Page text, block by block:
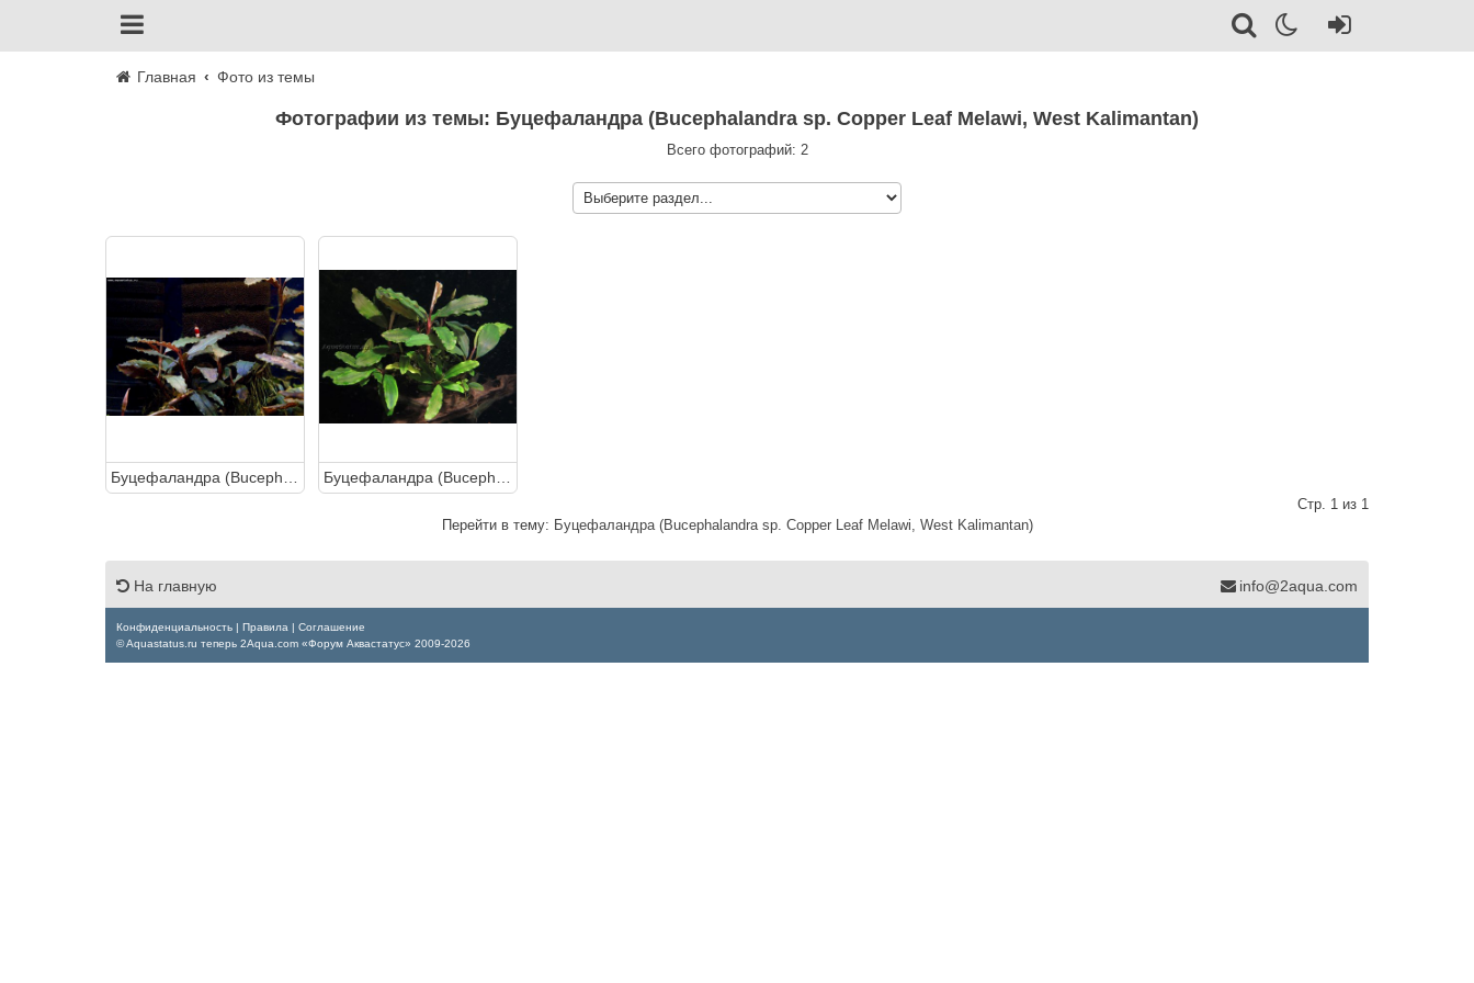
Главная Фото из темы
Фотографии из темы: Буцефаландра (Bucephalandra sp. Copper Leaf Melawi, West Kalimantan)
Всего фотографий: 2
Стр. 1 из 1
Перейти в тему: Буцефаландра (Bucephalandra sp. Copper Leaf Melawi, West Kalimantan)
На главную info@2aqua.com
Конфиденциальность Правила
Соглашение
© Aquastatus.ru теперь 2Aqua.com «Форум Аквастатус» 2009-2026